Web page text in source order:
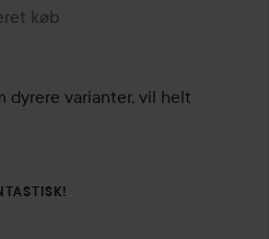
køb
dyrere varianter, vil helt